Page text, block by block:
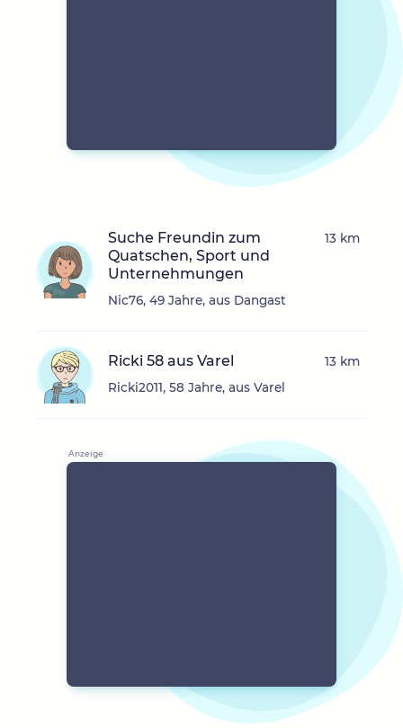
Suche Freundin zum
Quatschen, Sport und
Unternehmungen
Nic76, 49 Jahre, aus Dangast
13 km
Ricki 58 aus Varel
Ricki2011, 58 Jahre, aus Varel
13 km